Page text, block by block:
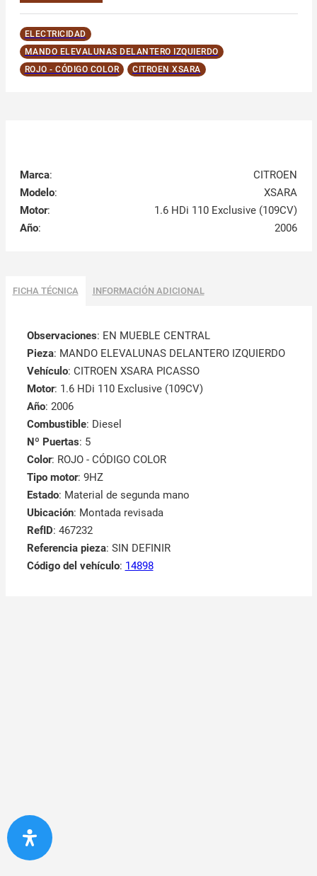
ELECTRICIDAD
MANDO ELEVALUNAS DELANTERO IZQUIERDO
ROJO - CÓDIGO COLOR
CITROEN XSARA
Marca:
CITROEN
Modelo:
XSARA
Motor:
1.6 HDi 110 Exclusive (109CV)
Año: 2006
FICHA TÉCNICA INFORMACIÓN ADICIONAL
Observaciones: EN MUEBLE CENTRAL
Pieza: MANDO ELEVALUNAS DELANTERO IZQUIERDO
Vehículo: CITROEN XSARA PICASSO
Motor: 1.6 HDi 110 Exclusive (109CV)
Año: 2006
Combustible: Diesel
Nº Puertas: 5
Color: ROJO - CÓDIGO COLOR
Tipo motor: 9HZ
Estado: Material de segunda mano
Ubicación: Montada revisada
RefID: 467232
Referencia pieza: SIN DEFINIR
Código del vehículo: 14898